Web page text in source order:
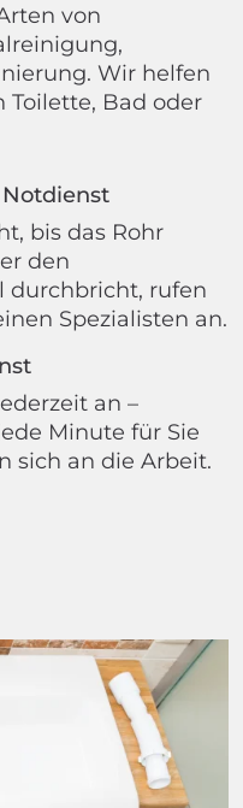
von
Wir helfen
Toilette, Bad oder
bis das Rohr
den
durchbricht, rufen
Spezialisten an.
an –
Minute für Sie
sich an die Arbeit.